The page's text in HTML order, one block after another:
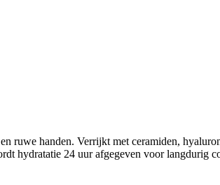
ruwe handen. Verrijkt met ceramiden,
hydratatie 24 uur afgegeven voor langdurig